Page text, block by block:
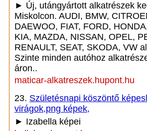
► Új, utángyártott alkatrészek
Miskolcon. AUDI, BMW,
DAEWOO, FIAT, FORD,
KIA, MAZDA, NISSAN, OPEL,
RENAULT, SEAT, SKODA, VW
Szinte minden autóhoz
áron..
maticar-alkatreszek.hupont.hu
23. Születésnapi köszöntő
virágok,png képek,
► Izabella képei